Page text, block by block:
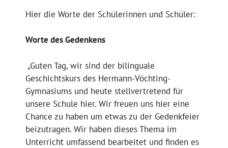
Hier die Worte der Schülerinnen und Schüler:
Worte des Gedenkens
„Guten Tag, wir sind der bilinguale
Geschichtskurs des Hermann-Vöchting-
Gymnasiums und heute stellvertretend für
unsere Schule hier. Wir freuen uns hier eine
Chance zu haben um etwas zu der Gedenkfeier
beizutragen. Wir haben dieses Thema im
Unterricht umfassend bearbeitet und finden es